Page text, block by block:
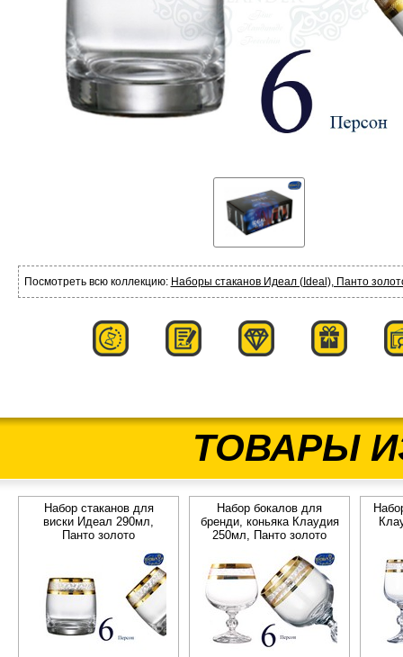
Посмотреть всю коллекцию: Наборы стаканов Идеал (Ideal), Панто
ТОВАРЫ
Набор стаканов для
виски Идеал 290мл,
Панто золото
Набор бокалов для
бренди, коньяка Клаудия
250мл, Панто золото